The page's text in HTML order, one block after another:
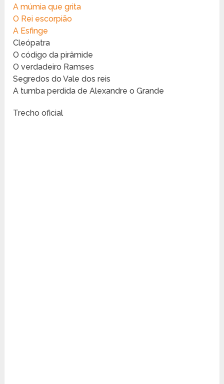
A múmia que grita
O Rei escorpião
A Esfinge
Cleópatra
O código da pirâmide
O verdadeiro Ramses
Segredos do Vale dos reis
A tumba perdida de Alexandre o Grande
Trecho oficial